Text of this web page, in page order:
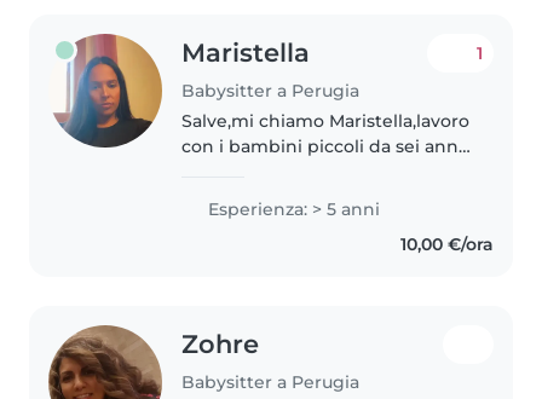
Maristella
Babysitter a Perugia
1
Salve,mi chiamo Maristella,lavoro
con i bambini piccoli da sei anni
grande di 4 anni la piccola di 4
mesi,principalmente mi
prendevo cura della piccola..
Esperienza: > 5 anni
10,00 €/ora
Zohre
Babysitter a Perugia